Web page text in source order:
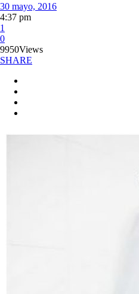
30 mayo, 2016
4:37 pm
1
0
9950Views
SHARE